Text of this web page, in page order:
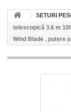
SETURI
telescopică 3.6 m
Wind Blade , putere